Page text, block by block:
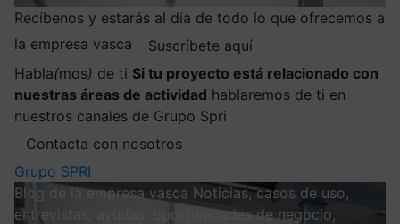
Recíbenos y estarás al día de todo lo que ofrecemos a
la empresa vasca
Suscríbete aquí
Habla(mos) de ti Si tu proyecto está relacionado con
nuestras áreas de actividad hablaremos de ti en
nuestros canales de Grupo Spri
Contacta con nosotros
Grupo SPRI
Blog de la empresa vasca Noticias, casos de uso,
entrevistas, ayudas, oportunidades de negocio,